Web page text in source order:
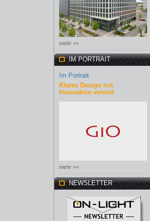
mehr >>
IM PORTRAIT
Im Portrait
Klares Design mit
Innovation vereint
mehr >>
NEWSLETTER